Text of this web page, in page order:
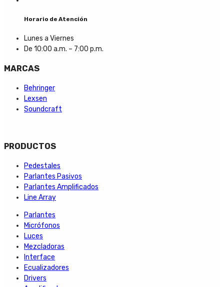
Horario de Atención
Lunes a Viernes
De 10:00 a.m. – 7:00 p.m.
MARCAS
Behringer
Lexsen
Soundcraft
PRODUCTOS
Pedestales
Parlantes Pasivos
Parlantes Amplificados
Line Array
Parlantes
Micrófonos
Luces
Mezcladoras
Interface
Ecualizadores
Drivers